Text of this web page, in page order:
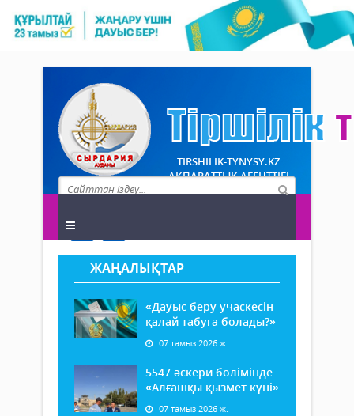
TIRSHILIK-TYNYSY.KZ
АҚПАРАТТЫҚ АГЕНТТІГІ
ЖАҢАЛЫҚТАР
«Дауыс беру учаскесін
қалай табуға болады?»
07 тамыз 2026 ж.
5547 әскери бөлімінде
«Алғашқы қызмет күні»
07 тамыз 2026 ж.